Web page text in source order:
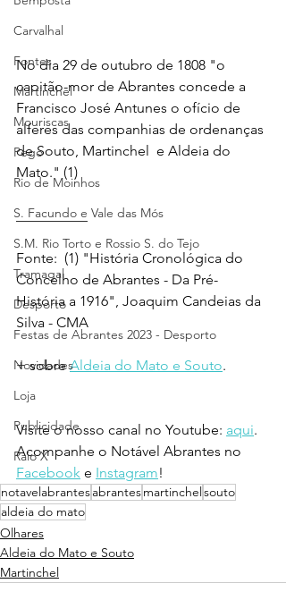
Carvalhal
Fontes
Martinchel
Mouriscas
Pego
Rio de Moinhos
S. Facundo e Vale das Mós
S.M. Rio Torto e Rossio S. do Tejo
Tramagal
Desporto
Festas de Abrantes 2023 - Desporto
Novidades
Loja
Publicidade
Raio X
No dia 29 de outubro de 1808 "o
capitão-mor de Abrantes concede a
Francisco José Antunes o ofício de
alferes das companhias de ordenanças
de Souto, Martinchel  e Aldeia do
Mato." (1)
__________
Fonte:  (1) "História Cronológica do
Concelho de Abrantes - Da Pré-
História a 1916", Joaquim Candeias da
Silva - CMA
+ sobre Aldeia do Mato e Souto.
Visite o nosso canal no Youtube: aqui.
Acompanhe o Notável Abrantes no
Facebook e Instagram!
notavelabrantesabrantesmartinchelsouto
aldeia do mato
Olhares
Aldeia do Mato e Souto
Martinchel